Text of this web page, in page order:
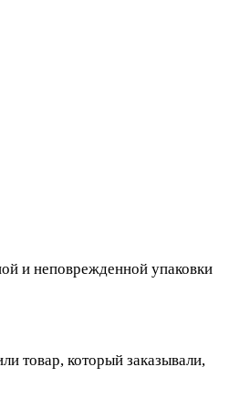
и неповрежденной упаковки
товар, который заказывали,